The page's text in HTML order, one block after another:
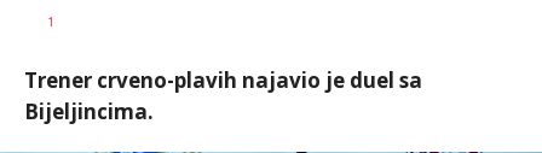
AUTOR
1
Trener crveno-plavih najavio je duel sa
Bijeljincima.